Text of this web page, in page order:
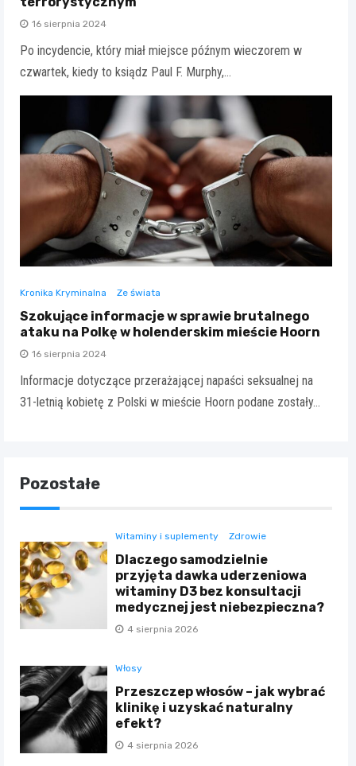
16 sierpnia 2024
Po incydencie, który miał miejsce późnym wieczorem w
czwartek, kiedy to ksiądz Paul F. Murphy,…
Kronika Kryminalna Ze świata
Szokujące informacje w sprawie brutalnego
ataku na Polkę w holenderskim mieście Hoorn
16 sierpnia 2024
Informacje dotyczące przerażającej napaści seksualnej na
31-letnią kobietę z Polski w mieście Hoorn podane zostały…
Pozostałe
Witaminy i suplementy Zdrowie
Dlaczego samodzielnie
przyjęta dawka uderzeniowa
witaminy D3 bez konsultacji
medycznej jest niebezpieczna?
4 sierpnia 2026
Włosy
Przeszczep włosów – jak wybrać
klinikę i uzyskać naturalny
efekt?
4 sierpnia 2026